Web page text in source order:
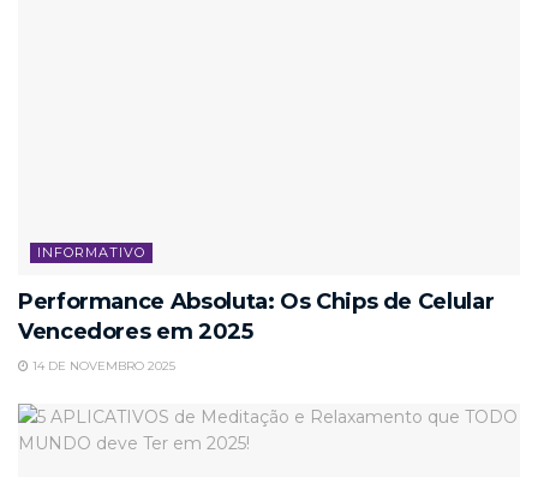
INFORMATIVO
Performance Absoluta: Os Chips de Celular
Vencedores em 2025
14 DE NOVEMBRO 2025